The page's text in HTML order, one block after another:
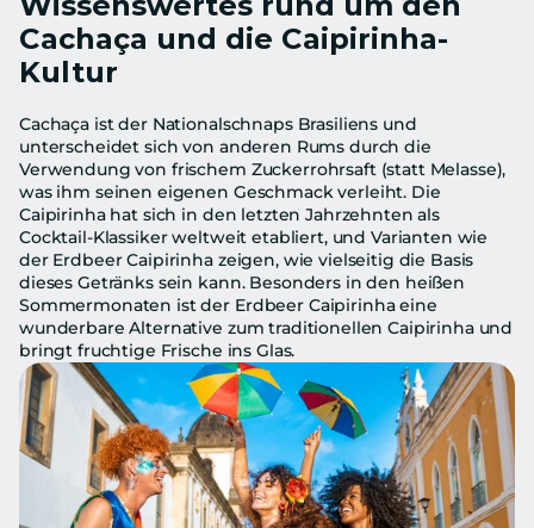
Cachaça und die Caipirinha-
Kultur
Cachaça ist der Nationalschnaps Brasiliens und
unterscheidet sich von anderen Rums durch die
Verwendung von frischem Zuckerrohrsaft (statt Melasse),
was ihm seinen eigenen Geschmack verleiht. Die
Caipirinha hat sich in den letzten Jahrzehnten als
Cocktail-Klassiker weltweit etabliert, und Varianten wie
der Erdbeer Caipirinha zeigen, wie vielseitig die Basis
dieses Getränks sein kann. Besonders in den heißen
Sommermonaten ist der Erdbeer Caipirinha eine
wunderbare Alternative zum traditionellen Caipirinha und
bringt fruchtige Frische ins Glas.